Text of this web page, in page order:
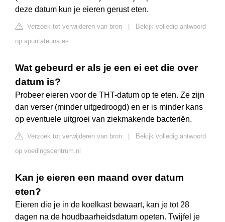
deze datum kun je eieren gerust eten.
Verzoek tot verwijderen van bron
Bekijk volledig antwoord
op apuntateuna.es
Wat gebeurd er als je een ei eet die over
datum is?
Probeer eieren voor de THT-datum op te eten. Ze zijn
dan verser (minder uitgedroogd) en er is minder kans
op eventuele uitgroei van ziekmakende bacteriën.
Verzoek tot verwijderen van bron
Bekijk volledig antwoord
op voedingscentrum.nl
Kan je eieren een maand over datum
eten?
Eieren die je in de koelkast bewaart, kan je tot 28
dagen na de houdbaarheidsdatum opeten. Twijfel je